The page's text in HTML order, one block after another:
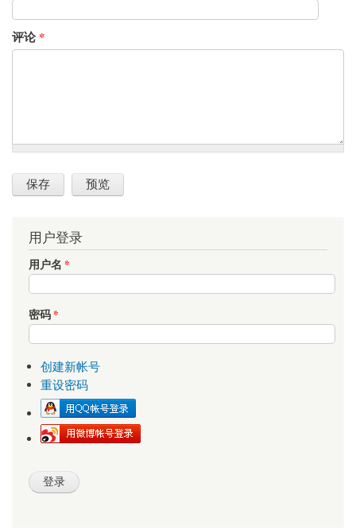
评论*
用户登录
用户名 *
密码*
创建新帐号
重设密码